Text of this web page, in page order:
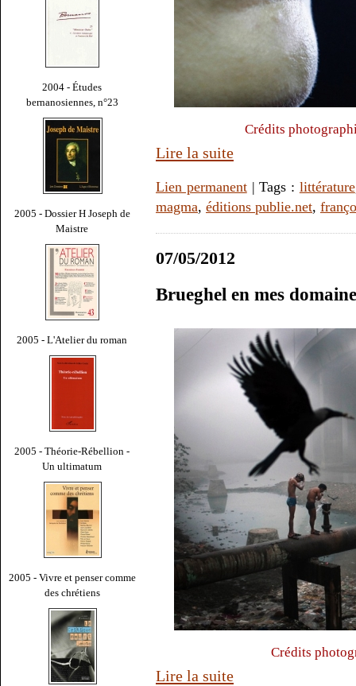
2004 - Études
bernanosiennes, n°23
2005 - Dossier H Joseph de
Maistre
2005 - L'Atelier du roman
2005 - Théorie-Rébellion -
Un ultimatum
2005 - Vivre et penser comme
des chrétiens
Crédits
Lire la suite
Lien permanent| Tags : littérature
magma, éditions publie.net,
07/05/2012
Brueghel en mes
Crédits
Lire la suite